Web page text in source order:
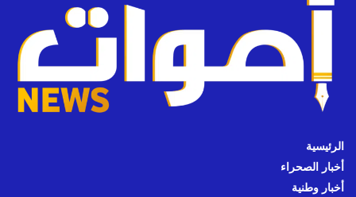
الرئيسية
أخبار الصحراء
أخبار وطنية